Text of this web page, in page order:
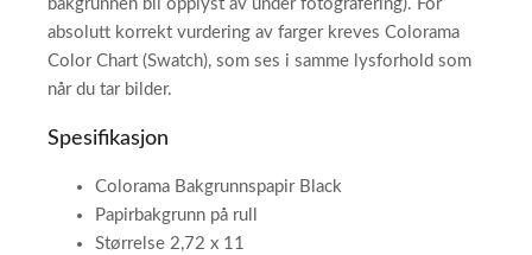
bakgrunnen bli opplyst av under fotografering). For
absolutt korrekt vurdering av farger kreves Colorama
Color Chart (Swatch), som ses i samme lysforhold som
når du tar bilder.
Spesifikasjon
Colorama Bakgrunnspapir Black
Papirbakgrunn på rull
Størrelse 2,72 x 11